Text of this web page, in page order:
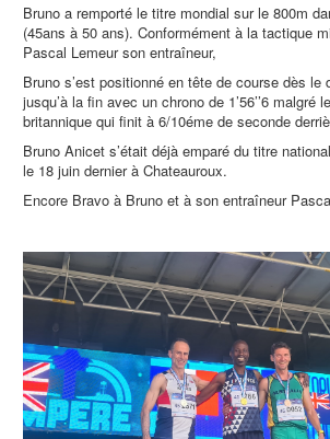
Bruno a remporté le titre mondial sur le 800m
(45ans à 50 ans). Conformément à la tactique
Pascal Lemeur son entraîneur,
Bruno s’est positionné en tête de course dès le
jusqu’à la fin avec un chrono de 1’56’’6 malgré
britannique qui finit à 6/10éme de seconde
Bruno Anicet s’était déjà emparé du titre
le 18 juin dernier à Chateauroux.
Encore Bravo à Bruno et à son entraîneur